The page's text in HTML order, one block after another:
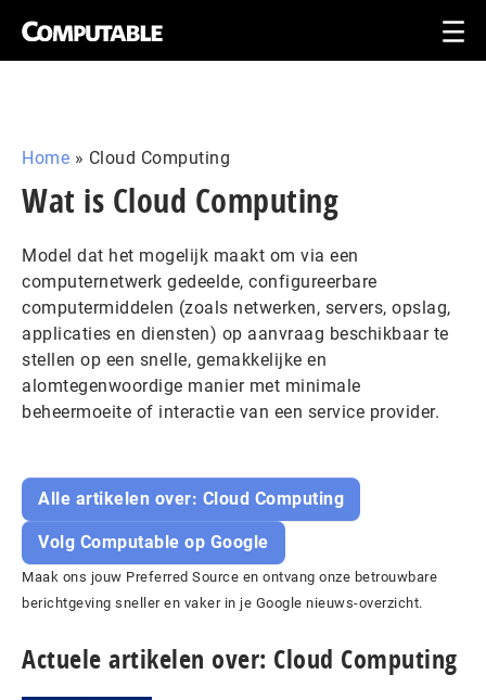
Home » Cloud Computing
Wat is Cloud Computing
Model dat het mogelijk maakt om via een
computernetwerk gedeelde, configureerbare
computermiddelen (zoals netwerken, servers, opslag,
applicaties en diensten) op aanvraag beschikbaar te
stellen op een snelle, gemakkelijke en
alomtegenwoordige manier met minimale
beheermoeite of interactie van een service provider.
Alle artikelen over: Cloud Computing
Volg Computable op Google
Maak ons jouw Preferred Source en ontvang onze betrouwbare
berichtgeving sneller en vaker in je Google nieuws-overzicht.
Actuele artikelen over: Cloud Computing